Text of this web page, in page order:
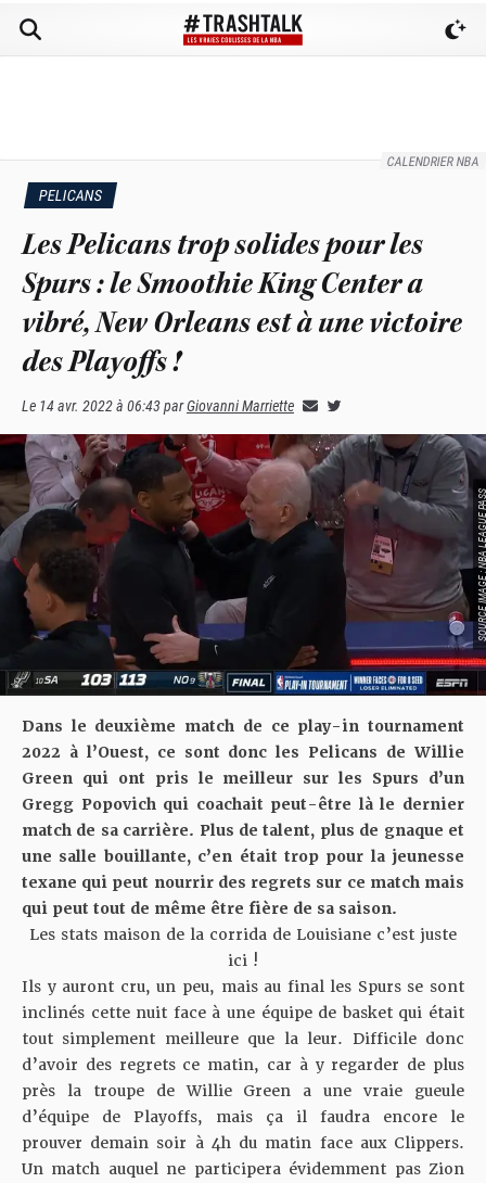
CALENDRIER NBA
PELICANS
Les Pelicans trop solides pour les
Spurs : le Smoothie King Center a
vibré, New Orleans est à une victoire
des Playoffs !
Le 14 avr. 2022 à 06:43parGiovanni Marriette
SOURCE
Dans le deuxième match de ce play-in tournament
2022 à l’Ouest, ce sont donc les Pelicans de Willie
Green qui ont pris le meilleur sur les Spurs d’un
Gregg Popovich qui coachait peut-être là le dernier
match de sa carrière. Plus de talent, plus de gnaque et
une salle bouillante, c’en était trop pour la jeunesse
texane qui peut nourrir des regrets sur ce match mais
qui peut tout de même être fière de sa saison.
Les stats maison de la corrida de Louisiane c’est juste
ici !
Ils y auront cru, un peu, mais au final les Spurs se sont
inclinés cette nuit face à une équipe de basket qui était
tout simplement meilleure que la leur. Difficile donc
d’avoir des regrets ce matin, car à y regarder de plus
près la troupe de Willie Green a une vraie gueule
d’équipe de Playoffs, mais ça il faudra encore le
prouver demain soir à 4h du matin face aux Clippers.
Un match auquel ne participera évidemment pas Zion